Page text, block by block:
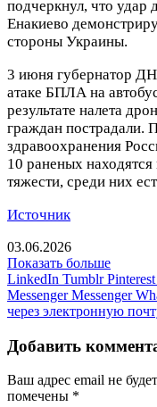
подчеркнул, что удар
Енакиево
стороны Украины.
3 июня губернатор
атаке БПЛА на
результате налета
граждан пострадали.
здравоохранения
10 раненых
тяжести, среди них
Источник
03.06.2026
Показать больше
LinkedIn Tumblr Pinterest
Messenger Messenger
через электронную
Добавить
Ваш адрес email не
помечены *